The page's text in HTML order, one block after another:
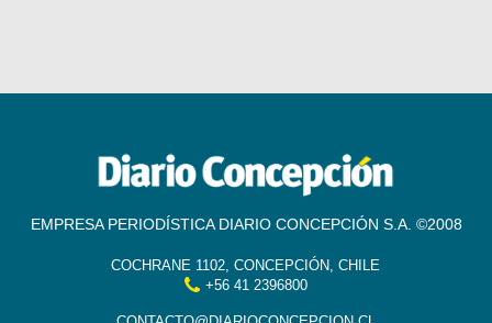
EMPRESA PERIODÍSTICA DIARIO CONCEPCIÓN S.A. ©2008
COCHRANE 1102, CONCEPCIÓN, CHILE
+56 41 2396800